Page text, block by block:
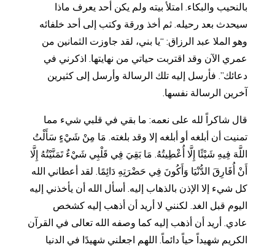
بالنحيب والبكاء. امتلأ بيته ولم يكن أحد يعرف ماذا
سيحدث بعد رحيله. ثم أخذ ورقة وكتب إلى أحد خلفائه
وهو الملا عبد الرزاق: “يا بني، لقد جاوزت الثمانين من
عمري الآن وقد اقتربت حياتي من نهايتها. اذكرني في
دعائك”. فأرسل إليه تلك الرسالة وأرسل إلى كثيرين
آخرين الرسالة نفسها.
قال شاكراً لله على نعمه: ما بقي في قلبي شيء مما
تمنيت أن أبلغه أو أبلغه إلا وقد بلغته. مَا مِنْ شَيْءٍ سَأَلْتُ
اللَّهَ فِيهِ شَيْئًا إِلَّا أُعْطِيتُهُ. مَا بَقِيَ فِي قَلْبِي شَيْءٌ تَمَنَّيْتُهُ إِلَّا
أَنْ أُفَارِقَ الدُّنْيَا وَأَكُونَ فِي حَضْرَتِهِ دَائِمًا. لقد أعطاني الله
كل شيء إلا الإذن بالذهاب إليه. أسأل الله أن يأخذني إليه
اليوم قبل الغد. لكنني لا أريد أن أذهب إليه كشخص
عادي. أريد أن أذهب إليه كما وصفه الله تعالى في القرآن
الكريم شهيداً حياً دائماً. اللهم اجعلني شهيدًا في الدنيا